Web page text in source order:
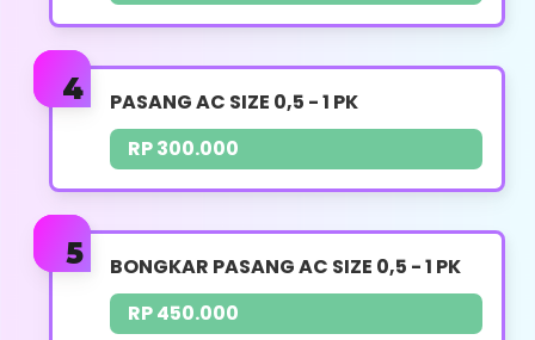
HARGA : RP. 300.000
Pemasangan Indoor
Pemasangan Stop Kontak
Pemasangan Kabel AC
Pengkonekan Pipa AC
PASANG AC SIZE 0,5 - 1 PK
RP 300.000
BONGKAR PASANG AC SIZE 0,5 - 1 PK
RP 450.000